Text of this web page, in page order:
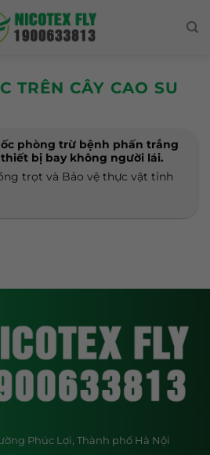
TRÊN CÂY CAO SU
phòng trừ bệnh phấn trắng
bị bay không người lái.
trọt và Bảo vệ thực vật tỉnh
Phúc Lợi, Thành phố Hà Nội